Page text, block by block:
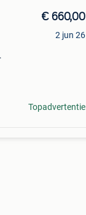
€ 660,00
2 jun 26
Topadvertentie